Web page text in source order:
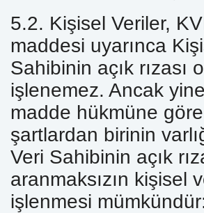
5.2. Kişisel Veriler,
maddesi uyarınca
Sahibinin açık rızası
işlenemez. Ancak
madde hükmüne
şartlardan birinin
Veri Sahibinin açık
aranmaksızın kişisel
işlenmesi